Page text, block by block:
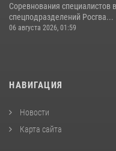
Соревнования специалистов
спецподразделений Росгва...
06 августа 2026, 01:59
НАВИГАЦИЯ
Новости
Карта сайта